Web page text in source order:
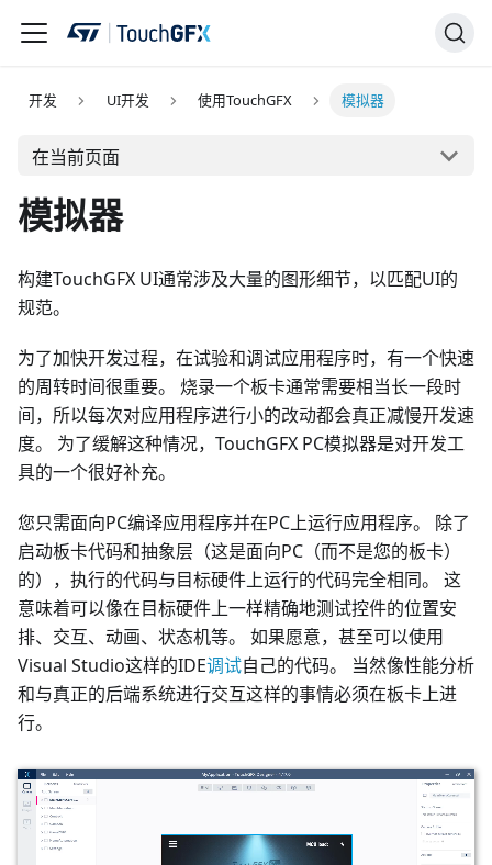
开发 UI开发 使用TouchGFX 模拟器
在当前页面
模拟器
构建TouchGFX UI通常涉及大量的图形细节，以匹配UI的
规范。
为了加快开发过程，在试验和调试应用程序时，有一个快速
的周转时间很重要。 烧录一个板卡通常需要相当长一段时
间，所以每次对应用程序进行小的改动都会真正减慢开发速
度。 为了缓解这种情况，TouchGFX PC模拟器是对开发工
具的一个很好补充。
您只需面向PC编译应用程序并在PC上运行应用程序。 除了
启动板卡代码和抽象层（这是面向PC（而不是您的板卡）
的），执行的代码与目标硬件上运行的代码完全相同。 这
意味着可以像在目标硬件上一样精确地测试控件的位置安
排、交互、动画、状态机等。 如果愿意，甚至可以使用
Visual Studio这样的IDE调试自己的代码。 当然像性能分析
和与真正的后端系统进行交互这样的事情必须在板卡上进
行。